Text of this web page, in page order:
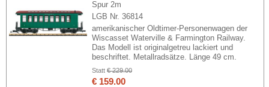
Spur 2m
LGB Nr. 36814
amerikanischer Oldtimer-Personenwagen der
Wiscasset Waterville & Farmington Railway.
Das Modell ist originalgetreu lackiert und
beschriftet. Metallradsätze. Länge 49 cm.
Statt € 229.00
€ 159.00